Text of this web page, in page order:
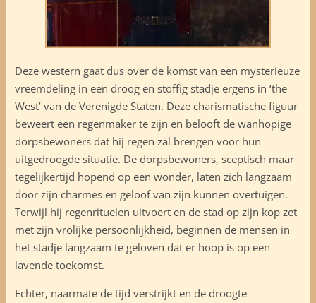
Deze western gaat dus over de komst van een mysterieuze
vreemdeling in een droog en stoffig stadje ergens in ‘the
West’ van de Verenigde Staten. Deze charismatische figuur
beweert een regenmaker te zijn en belooft de wanhopige
dorpsbewoners dat hij regen zal brengen voor hun
uitgedroogde situatie. De dorpsbewoners, sceptisch maar
tegelijkertijd hopend op een wonder, laten zich langzaam
door zijn charmes en geloof van zijn kunnen overtuigen.
Terwijl hij regenrituelen uitvoert en de stad op zijn kop zet
met zijn vrolijke persoonlijkheid, beginnen de mensen in
het stadje langzaam te geloven dat er hoop is op een
lavende toekomst.
Echter, naarmate de tijd verstrijkt en de droogte